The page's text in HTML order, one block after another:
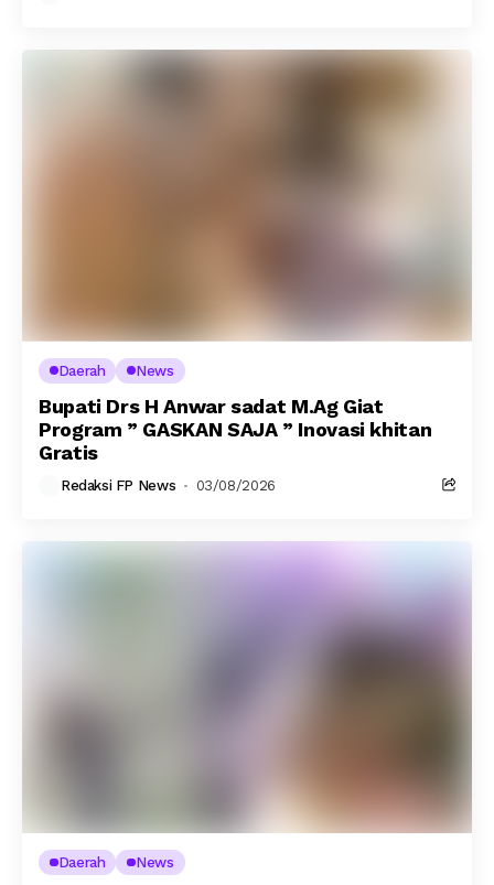
Daerah News
Bupati Drs H Anwar sadat M.Ag Giat
Program ” GASKAN SAJA ” Inovasi khitan
Gratis
Redaksi FP News 03/08/2026
Daerah News